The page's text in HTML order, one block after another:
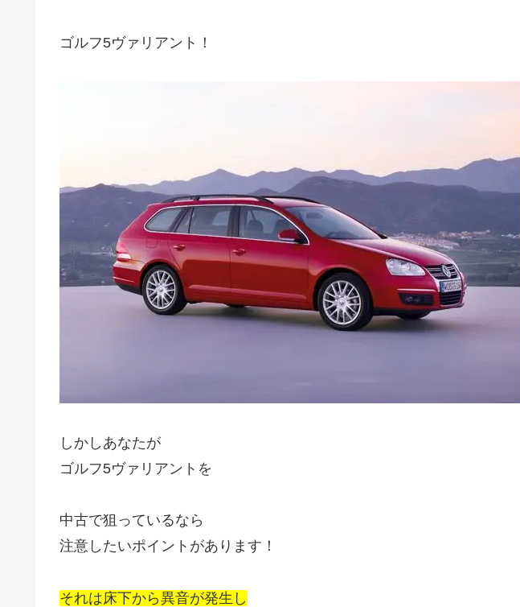
ゴルフ5ヴァリアント！
しかしあなたが
ゴルフ5ヴァリアントを
中古で狙っているなら
注意したいポイントがあります！
それは床下から異音が発生し